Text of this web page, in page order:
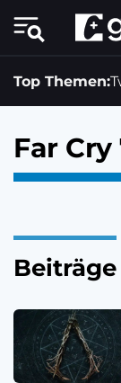
Top Themen:
Far Cry
Beiträge